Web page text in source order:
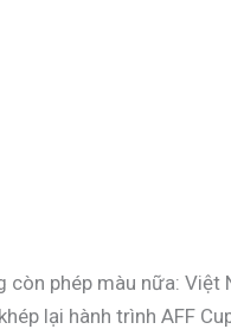
phép màu nữa: Việt
lại hành trình AFF